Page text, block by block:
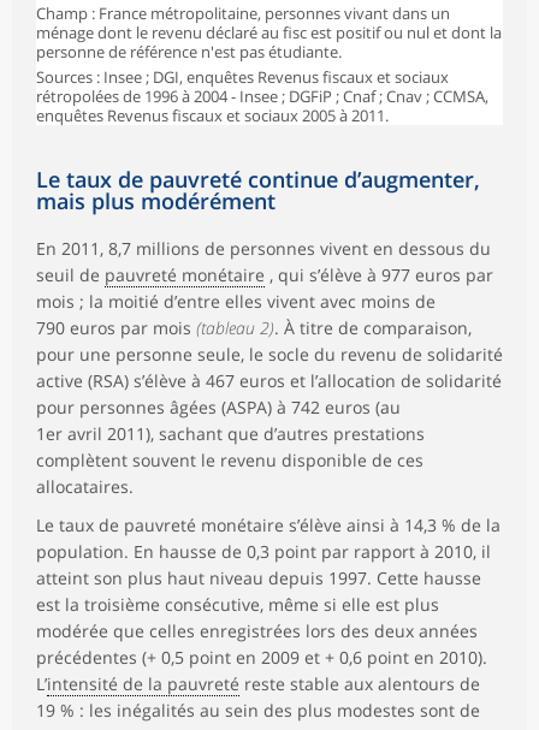
Champ : France métropolitaine, personnes vivant dans un
ménage dont le revenu déclaré au fisc est positif ou nul et dont la
personne de référence n'est pas étudiante.
Sources : Insee ; DGI, enquêtes Revenus fiscaux et sociaux
rétropolées de 1996 à 2004 - Insee ; DGFiP ; Cnaf ; Cnav ; CCMSA,
enquêtes Revenus fiscaux et sociaux 2005 à 2011.
Le taux de pauvreté continue d’augmenter,
mais plus modérément
En 2011, 8,7 millions de personnes vivent en dessous du
seuil de pauvreté monétaire , qui s’élève à 977 euros par
mois ; la moitié d’entre elles vivent avec moins de
790 euros par mois (tableau 2). À titre de comparaison,
pour une personne seule, le socle du revenu de solidarité
active (RSA) s’élève à 467 euros et l’allocation de solidarité
pour personnes âgées (ASPA) à 742 euros (au
1er avril 2011), sachant que d’autres prestations
complètent souvent le revenu disponible de ces
allocataires.
Le taux de pauvreté monétaire s’élève ainsi à 14,3 % de la
population. En hausse de 0,3 point par rapport à 2010, il
atteint son plus haut niveau depuis 1997. Cette hausse
est la troisième consécutive, même si elle est plus
modérée que celles enregistrées lors des deux années
précédentes (+ 0,5 point en 2009 et + 0,6 point en 2010).
L’intensité de la pauvreté reste stable aux alentours de
19 % : les inégalités au sein des plus modestes sont de